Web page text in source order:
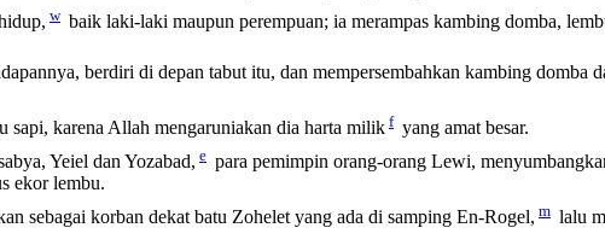
w baik laki-laki maupun perempuan; ia merampas kambing domba,
berdiri di depan tabut itu, dan mempersembahkan kambing domba
sapi, karena Allah mengaruniakan dia harta milik f yang amat besar.
Yeiel dan Yozabad, e para pemimpin orang-orang Lewi,
ekor lembu.
sebagai korban dekat batu Zohelet yang ada di samping En-Rogel, m lalu